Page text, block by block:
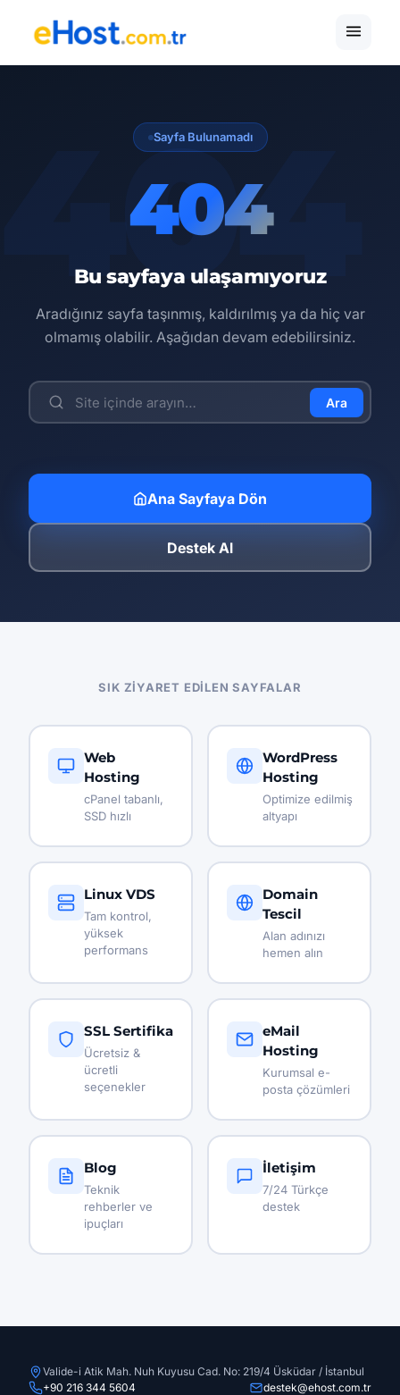
Sayfa Bulunamadı
404
Bu sayfaya ulaşamıyoruz
Aradığınız sayfa taşınmış, kaldırılmış ya da hiç var
olmamış olabilir. Aşağıdan devam edebilirsiniz.
Ara
Ana Sayfaya Dön
Destek Al
SIK ZIYARET EDILEN SAYFALAR
Web
Hosting
cPanel tabanlı,
SSD hızlı
WordPress
Hosting
Optimize edilmiş
altyapı
Linux VDS
Tam kontrol,
yüksek
performans
Domain
Tescil
Alan adınızı
hemen alın
SSL Sertifika
Ücretsiz &
ücretli
seçenekler
eMail
Hosting
Kurumsal e-
posta çözümleri
Blog
Teknik
rehberler ve
ipuçları
İletişim
7/24 Türkçe
destek
Valide-i Atik Mah. Nuh Kuyusu Cad. No: 219/4 Üsküdar / İstanbul
+90 216 344 5604
destek@ehost.com.tr